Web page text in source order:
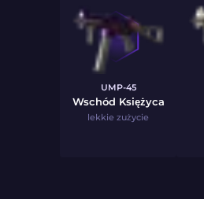
UMP-45
Wschód Księżyca
lekkie zużycie